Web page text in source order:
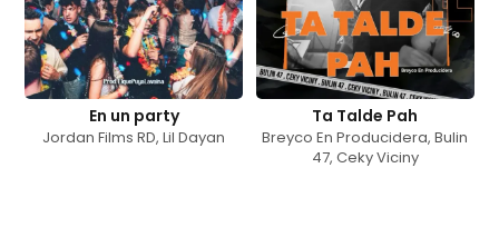
En un party
Jordan Films RD,Lil Dayan
Ta Talde Pah
Breyco En Producidera,Bulin
47, Ceky Viciny